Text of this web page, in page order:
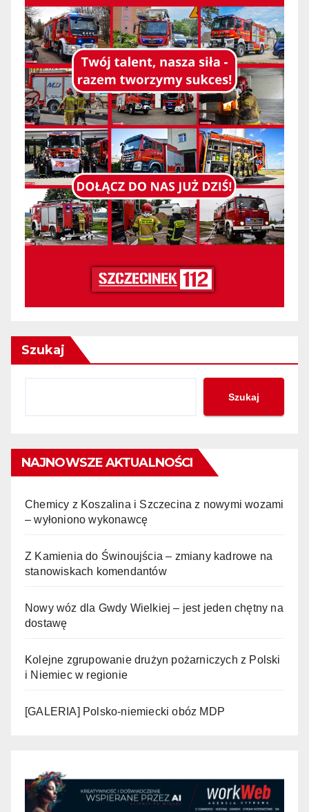
Szukaj
Szukaj
NAJNOWSZE AKTUALNOŚCI
Chemicy z Koszalina i Szczecina z nowymi wozami
– wyłoniono wykonawcę
Z Kamienia do Świnoujścia – zmiany kadrowe na
stanowiskach komendantów
Nowy wóz dla Gwdy Wielkiej – jest jeden chętny na
dostawę
Kolejne zgrupowanie drużyn pożarniczych z Polski
i Niemiec w regionie
[GALERIA] Polsko-niemiecki obóz MDP